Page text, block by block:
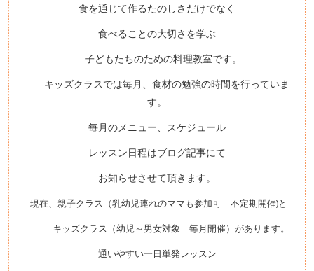
食を通じて作るたのしさだけでなく
食べることの大切さを学ぶ
子どもたちのための料理教室です。
キッズクラスでは毎月、食材の勉強の時間を行っていま
す。
毎月のメニュー、スケジュール
レッスン日程はブログ記事にて
お知らせさせて頂きます。
現在、親子クラス（乳幼児連れのママも参加可 不定期開催)と
キッズクラス（幼児～男女対象 毎月開催）があります。
通いやすい一日単発レッスン